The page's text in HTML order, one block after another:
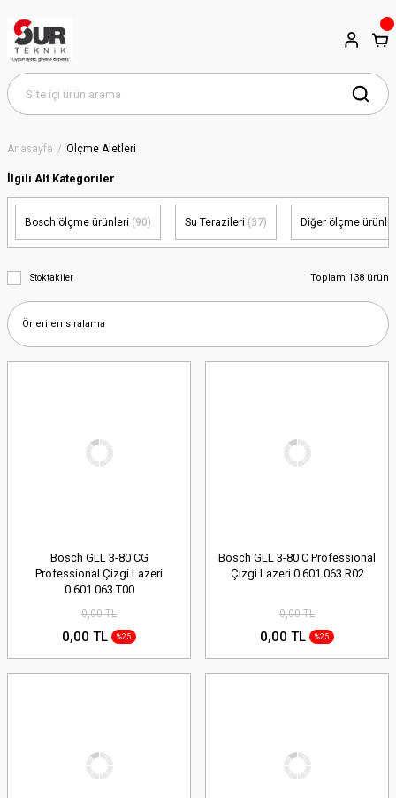
Anasayfa Ölçme Aletleri
İlgili Alt Kategoriler
Bosch ölçme ürünleri (90) Su Terazileri (37) Diğer ölçme
Stoktakiler Toplam 138 ürün
Bosch GLL 3-80 CG
Professional Çizgi Lazeri
0.601.063.T00
0,00 TL
0,00 TL %25
Bosch GLL 3-80 C Professional
Çizgi Lazeri 0.601.063.R02
0,00 TL
0,00 TL %25